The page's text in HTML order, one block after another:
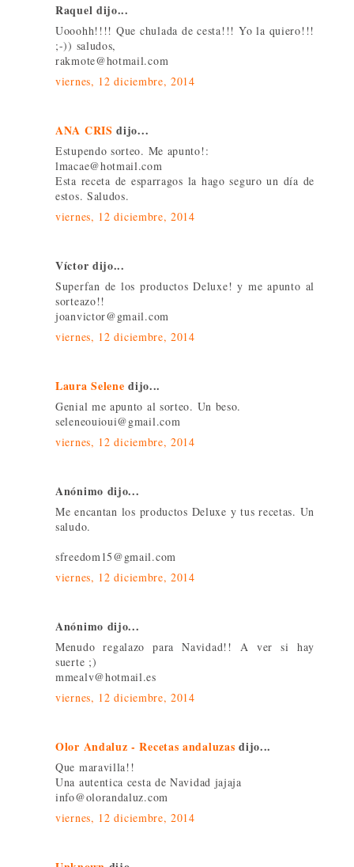
Raquel dijo...
Uooohh!!!! Que chulada de cesta!!! Yo la quiero!!!
;-)) saludos,
rakmote@hotmail.com
viernes, 12 diciembre, 2014
ANA CRIS dijo...
Estupendo sorteo. Me apunto!:
lmacae@hotmail.com
Esta receta de esparragos la hago seguro un día de
estos. Saludos.
viernes, 12 diciembre, 2014
Víctor dijo...
Superfan de los productos Deluxe! y me apunto al
sorteazo!!
joanvictor@gmail.com
viernes, 12 diciembre, 2014
Laura Selene dijo...
Genial me apunto al sorteo. Un beso.
seleneouioui@gmail.com
viernes, 12 diciembre, 2014
Anónimo dijo...
Me encantan los productos Deluxe y tus recetas. Un
saludo.
sfreedom15@gmail.com
viernes, 12 diciembre, 2014
Anónimo dijo...
Menudo regalazo para Navidad!! A ver si hay
suerte ;)
mmealv@hotmail.es
viernes, 12 diciembre, 2014
Olor Andaluz - Recetas andaluzas dijo...
Que maravilla!!
Una autentica cesta de Navidad jajaja
info@olorandaluz.com
viernes, 12 diciembre, 2014